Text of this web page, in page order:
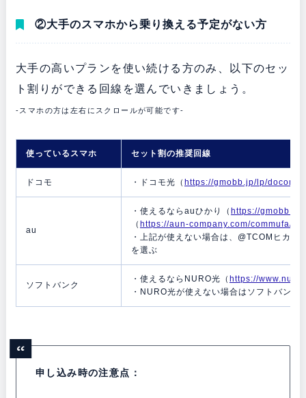
②大手のスマホから乗り換える予定がない方
大手の高いプランを使い続ける方のみ、以下のセッ
ト割りができる回線を選んでいきましょう。
-スマホの方は左右にスクロールが可能です-
使っているスマホ セット割の推奨回線
ドコモ ・ドコモ光（ https://gmobb.jp/lp/
au
・使えるならauひかり（ https://
（ https://aun-company.com/commufa/
・上記が使えない場合は、@TCOMヒカリ
を選ぶ
ソフトバンク
・使えるならNURO光（ https://
・NURO光が使えない場合はソフトバンク
申し込み時の注意点：